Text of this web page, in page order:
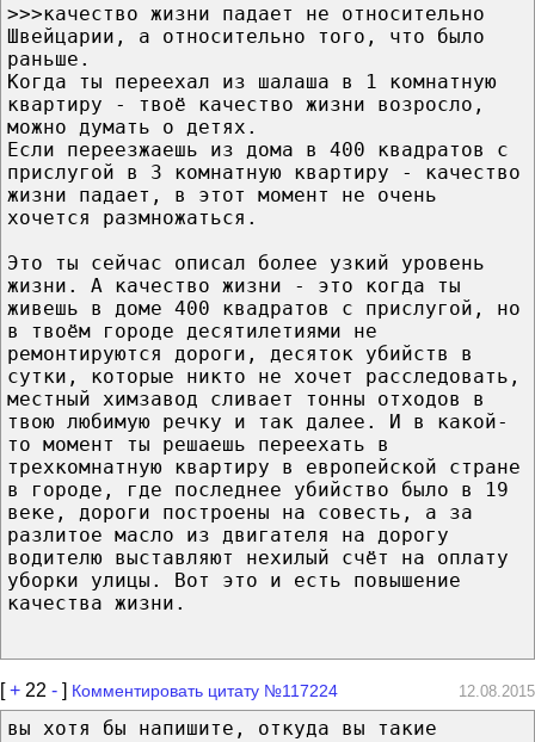
>>>качество жизни падает не относительно
Швейцарии, а относительно того, что было
раньше.
Когда ты переехал из шалаша в 1 комнатную
квартиру - твоё качество жизни возросло,
можно думать о детях.
Если переезжаешь из дома в 400 квадратов с
прислугой в 3 комнатную квартиру - качество
жизни падает, в этот момент не очень
хочется размножаться.
Это ты сейчас описал более узкий уровень
жизни. А качество жизни - это когда ты
живешь в доме 400 квадратов с прислугой, но
в твоём городе десятилетиями не
ремонтируются дороги, десяток убийств в
сутки, которые никто не хочет расследовать,
местный химзавод сливает тонны отходов в
твою любимую речку и так далее. И в какой-
то момент ты решаешь переехать в
трехкомнатную квартиру в европейской стране
в городе, где последнее убийство было в 19
веке, дороги построены на совесть, а за
разлитое масло из двигателя на дорогу
водителю выставляют нехилый счёт на оплату
уборки улицы. Вот это и есть повышение
качества жизни.
[+ 22 - ] Комментировать цитату №117224 12.08.2015
вы хотя бы напишите, откуда вы такие